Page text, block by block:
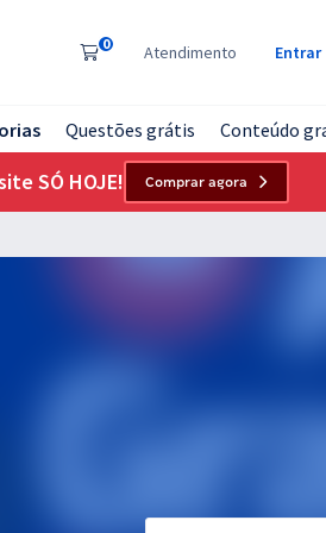
0 Atendimento Entrar
Questões grátis Conteúdo
SÓ HOJE! Comprar agora